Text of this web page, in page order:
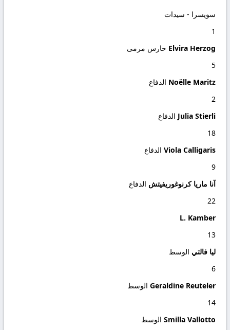
سويسرا - سيدات
1
Elvira Herzog حارس مرمى
5
Noëlle Maritz الدفاع
2
Julia Stierli الدفاع
18
Viola Calligaris الدفاع
9
آنا ماريا كرنوغوريفيتش الدفاع
22
L. Kamber
13
ليا فالتي الوسط
6
Geraldine Reuteler الوسط
14
Smilla Vallotto الوسط